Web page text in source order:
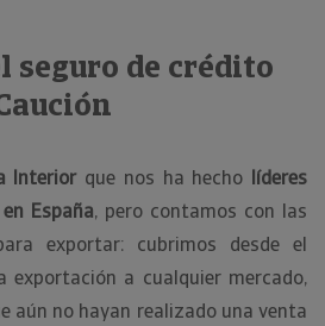
seguro de crédito
Interior que nos ha hecho líderes
España, pero contamos con las
exportar: cubrimos desde el
exportación a cualquier mercado,
aún no hayan realizado una venta